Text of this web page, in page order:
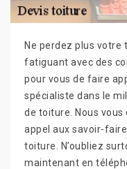
Ne perdez plus votre
fatiguant avec des
pour vous de faire
spécialiste dans le
de toiture. Nous
appel aux savoir-
toiture. N’oubliez
maintenant en